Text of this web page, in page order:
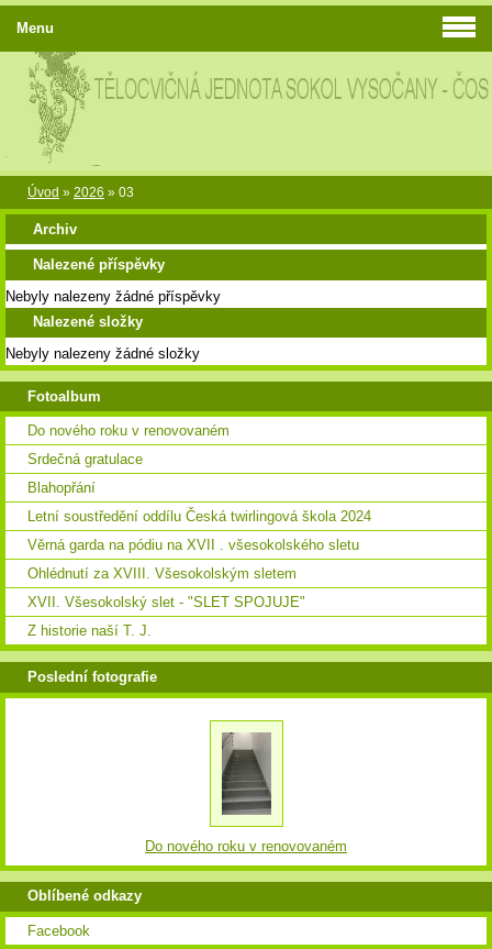
Úvod » 2026 » 03
Archiv
Nalezené příspěvky
Nebyly nalezeny žádné příspěvky
Nalezené složky
Nebyly nalezeny žádné složky
Menu
Fotoalbum
Do nového roku v renovovaném
Srdečná gratulace
Blahopřání
Letní soustředění oddílu Česká twirlingová škola 2024
Věrná garda na pódiu na XVII . všesokolského sletu
Ohlédnutí za XVIII. Všesokolským sletem
XVII. Všesokolský slet - "SLET SPOJUJE"
Z historie naší T. J.
Poslední fotografie
Do nového roku v renovovaném
Oblíbené odkazy
Facebook